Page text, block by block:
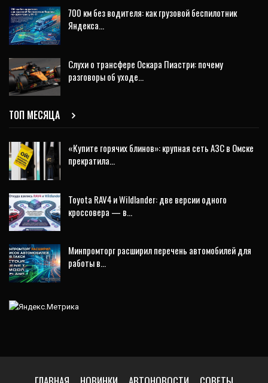
700 км без водителя: как грузовой беспилотник
Яндекса…
Слухи о трансфере Оскара Пиастри: почему
разговоры об уходе…
ТОП МЕСЯЦА
«Купите горячих блинов»: крупная сеть АЗС в Омске
прекратила…
Toyota RAV4 и Wildlander: две версии одного
кроссовера — в…
Минпромторг расширил перечень автомобилей для
работы в…